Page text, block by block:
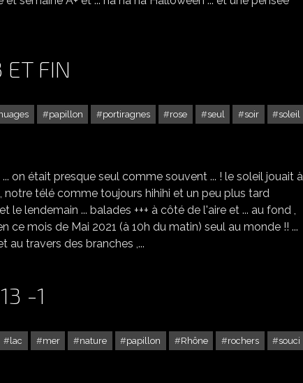
ET FIN
papillon portiragnes rose seul soir
soleil
on était presque seul comme souvent ... ! le soleil jouait à
notre télé comme toujours hihihi et un peu plus tard
le lendemain ... balades +++ à côté de l'aire et ... au fond ,
ce mois de Mai 2021 (à 10h du matin) seul au monde !! ...
au travers des branches ,...
-1
lac mer nature papillon Rhône rochers
souci